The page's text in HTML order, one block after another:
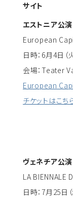
サイト
エストニア公演
European
日時：6月4日
会場：Teater
European
チケットはこち
ヴェネチア公演
LA BIENNALE
日時：7月25日